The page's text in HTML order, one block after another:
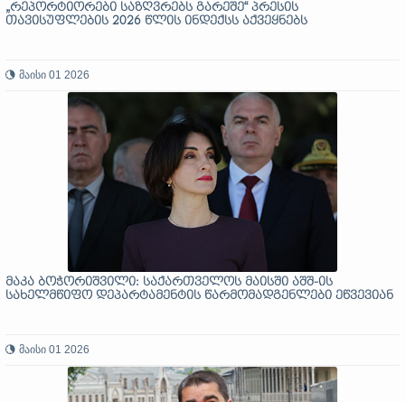
„რეპორტიორები საზღვრებს გარეშე“ პრესის
თავისუფლების 2026 წლის ინდექსს აქვეყნებს
მაისი 01 2026
მაკა ბოჭორიშვილი: საქართველოს მაისში აშშ-ის
სახელმწიფო დეპარტამენტის წარმომადგენლები ეწვევიან
მაისი 01 2026